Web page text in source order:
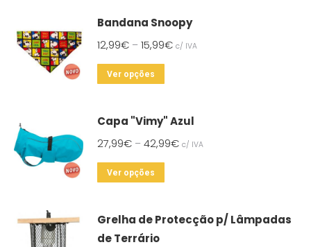
Bandana Snoopy
12,99€ – 15,99€ c/ IVA
Ver opções
multiple
variants.
The
options
be
Capa "Vimy" Azul
27,99€ – 42,99€ c/ IVA
Ver opções
multiple
Grelha de Protecção p/ Lâmpadas
de Terrário